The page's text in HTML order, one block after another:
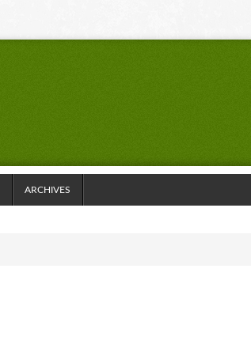
ARCHIVES